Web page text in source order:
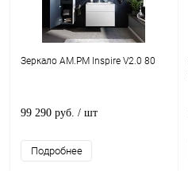
Зеркало AM.PM Inspire V2.0 80
99 290 руб. / шт
Подробнее